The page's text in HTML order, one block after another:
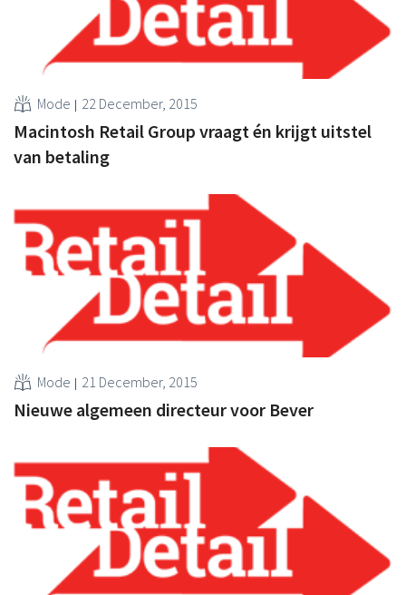
Mode 22 December, 2015
Macintosh Retail Group vraagt én krijgt uitstel
van betaling
Mode 21 December, 2015
Nieuwe algemeen directeur voor Bever